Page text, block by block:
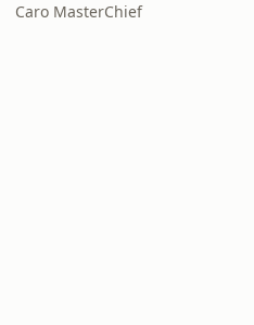
Caro MasterChief